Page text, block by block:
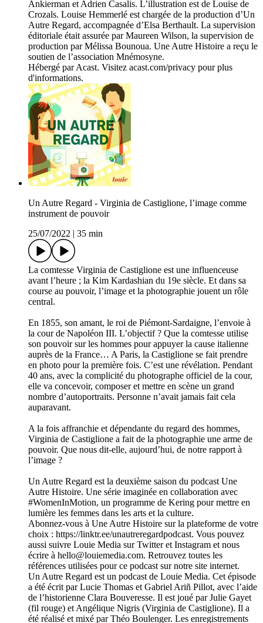
Ankierman et Adrien Casalis. L’illustration est de Louise de
Crozals. Louise Hemmerlé est chargée de la production d’Un
Autre Regard, accompagnée d’Elsa Berthault. La supervision
éditoriale était assurée par Maureen Wilson, la supervision de
production par Mélissa Bounoua. Une Autre Histoire a reçu le
soutien de l’association Mnémosyne.
Hébergé par Acast. Visitez acast.com/privacy pour plus
d'informations.
Un Autre Regard - Virginia de Castiglione, l’image comme
instrument de pouvoir
25/07/2022
35 min
La comtesse Virginia de Castiglione est une influenceuse
avant l’heure ; la Kim Kardashian du 19e siècle. Et dans sa
course au pouvoir, l’image et la photographie jouent un rôle
central.
En 1855, son amant, le roi de Piémont-Sardaigne, l’envoie à
la cour de Napoléon III. L’objectif ? Que la comtesse utilise
son pouvoir sur les hommes pour appuyer la cause italienne
auprès de la France… A Paris, la Castiglione se fait prendre
en photo pour la première fois. C’est une révélation. Pendant
40 ans, avec la complicité du photographe officiel de la cour,
elle va concevoir, composer et mettre en scène un grand
nombre d’autoportraits. Personne n’avait jamais fait cela
auparavant.
A la fois affranchie et dépendante du regard des hommes,
Virginia de Castiglione a fait de la photographie une arme de
pouvoir. Que nous dit-elle, aujourd’hui, de notre rapport à
l’image ?
Un Autre Regard est la deuxième saison du podcast Une
Autre Histoire. Une série imaginée en collaboration avec
#WomenInMotion, un programme de Kering pour mettre en
lumière les femmes dans les arts et la culture.
Abonnez-vous à Une Autre Histoire sur la plateforme de votre
choix : https://linktr.ee/unautreregardpodcast. Vous pouvez
aussi suivre Louie Media sur Twitter et Instagram et nous
écrire à hello@louiemedia.com. Retrouvez toutes les
références utilisées pour ce podcast sur notre site internet.
Un Autre Regard est un podcast de Louie Media. Cet épisode
a été écrit par Lucie Thomas et Gabriel Ariñ Pillot, avec l’aide
de l’historienne Clara Bouveresse. Il est joué par Julie Gayet
(fil rouge) et Angélique Nigris (Virginia de Castiglione). Il a
été réalisé et mixé par Théo Boulenger. Les enregistrements